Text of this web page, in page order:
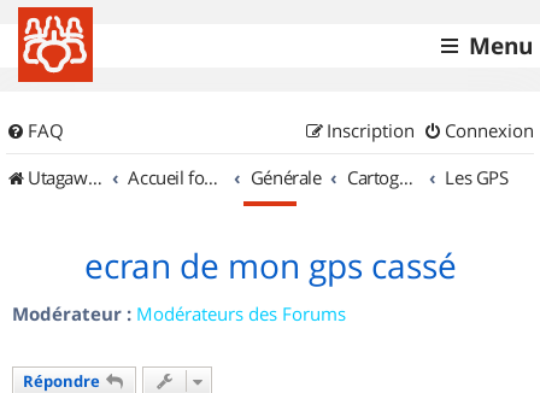
Menu
FAQ Connexion
Inscription
UtagawaVTT (Randos VTT et VTTAE avec traces GPS)
Accueil forum Générale Cartographie et GPS Les GPS
ecran de mon gps cassé
Modérateur : Modérateurs des Forums
Répondre